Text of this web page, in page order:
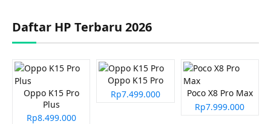
Daftar HP Terbaru 2026
Oppo K15 Pro
Plus
Rp8.499.000
Oppo K15 Pro
Rp7.499.000
Poco X8 Pro Max
Rp7.999.000